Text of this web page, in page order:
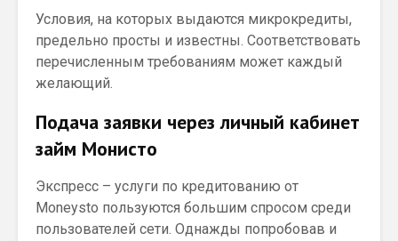
Условия, на которых выдаются микрокредиты,
предельно просты и известны. Соответствовать
перечисленным требованиям может каждый
желающий.
Подача заявки через личный кабинет
займ Монисто
Экспресс – услуги по кредитованию от
Moneysto пользуются большим спросом среди
пользователей сети. Однажды попробовав и